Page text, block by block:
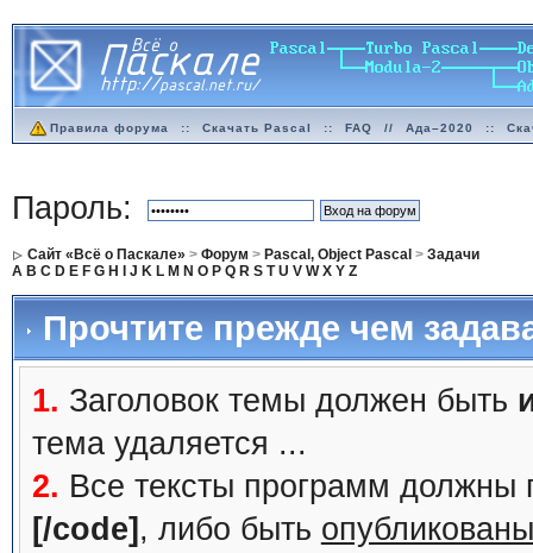
Правила форума :: Скачать Pascal :: FAQ // Ада–2020 ::
Пароль:
Сайт «Всё о Паскале» > Форум > Pascal, Object Pascal > Задачи
A B C D E F G H J K L M N O P Q R S T U V W X Y Z
Прочтите прежде чем
1. Заголовок темы должен быть
тема удаляется ...
2. Все тексты программ должны
[/code] , либо быть